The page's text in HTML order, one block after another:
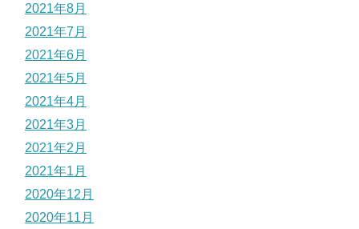
2021年8月
2021年7月
2021年6月
2021年5月
2021年4月
2021年3月
2021年2月
2021年1月
2020年12月
2020年11月